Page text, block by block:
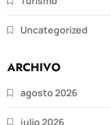
Uncategorized
ARCHIVO
agosto 2026
julio 2026